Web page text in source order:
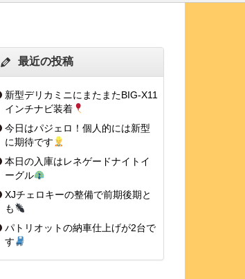
最近の投稿
新型デリカミニにまたまたBIG-X11
インチナビ装着
今日はパジェロ！個人的には新型
に期待です
本日の入庫はレネゲードナイトイ
ーグル
XJチェロキーの整備で前期後期と
も
パトリオットの納車仕上げが2台で
す